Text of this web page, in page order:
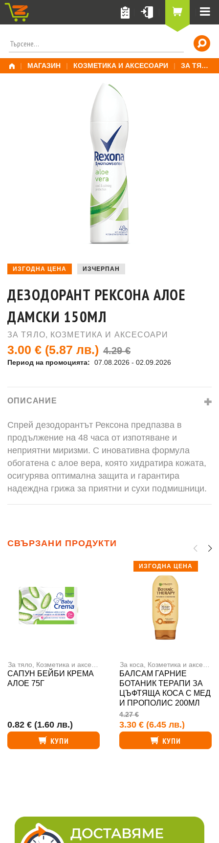
Skip
ПОТЪРСИ
ЗА:
| МАГАЗИН | КОЗМЕТИКА И АКСЕСОАРИ | ЗА ТЯЛО
ИЗГОДНА ЦЕНА ИЗЧЕРПАН
ДЕЗОДОРАНТ РЕКСОНА АЛОЕ
ДАМСКИ 150МЛ
ЗА ТЯЛО, КОЗМЕТИКА И АКСЕСОАРИ
4.29 €
3.00 € (5.87 лв.)
Период на промоцията: 07.08.2026 - 02.09.2026
ОПИСАНИЕ
Спрей дезодорантът Рексона предпазва в
продължение на 48 часа от изпотяване и
неприятни миризми. С иновативна формула
обогатена с алое вера, която хидратира кожата,
осигурява оптимална защита и гарантира
надеждна грижа за приятни и сухи подмишници.
СВЪРЗАНИ ПРОДУКТИ
За тяло Козметика и аксесоари
САПУН БЕЙБИ КРЕМА
АЛОЕ 75Г
0.82 € (1.60 лв.)
КУПИ
ИЗГОДНА ЦЕНА
За коса Козметика и аксесоари
БАЛСАМ ГАРНИЕ
БОТАНИК ТЕРАПИ ЗА
ЦЪФТЯЩА КОСА С МЕД
И ПРОПОЛИС 200МЛ
4.27 €
3.30 € (6.45 лв.)
КУПИ